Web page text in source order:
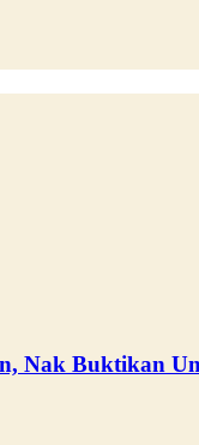
Nak Buktikan